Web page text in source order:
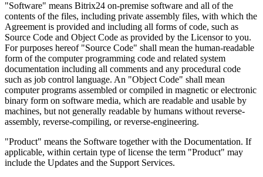
"Software" means Bitrix24 on-premise software and all of the
contents of the files, including private assembly files, with which the
Agreement is provided and including all forms of code, such as
Source Code and Object Code as provided by the Licensor to you.
For purposes hereof "Source Code" shall mean the human-readable
form of the computer programming code and related system
documentation including all comments and any procedural code
such as job control language. An "Object Code" shall mean
computer programs assembled or compiled in magnetic or electronic
binary form on software media, which are readable and usable by
machines, but not generally readable by humans without reverse-
assembly, reverse-compiling, or reverse-engineering.
"Product" means the Software together with the Documentation. If
applicable, within certain type of license the term "Product" may
include the Updates and the Support Services.